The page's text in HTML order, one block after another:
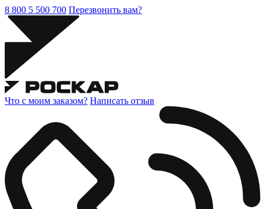
8 800 5 500 700 Перезвонить вам?
Что с моим заказом? Написать отзыв